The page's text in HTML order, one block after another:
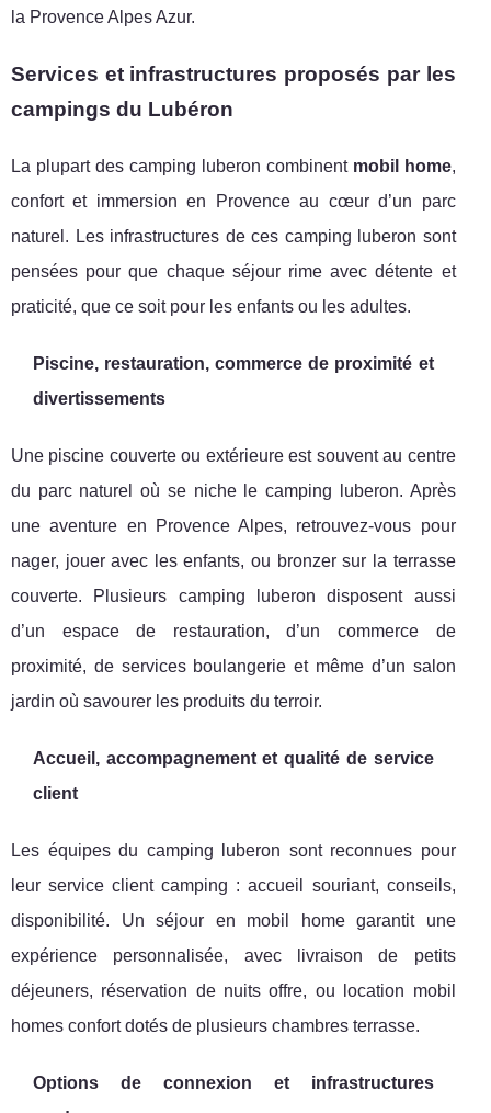
la Provence Alpes Azur.
Services et infrastructures proposés par les
campings du Lubéron
La plupart des camping luberon combinent mobil home,
confort et immersion en Provence au cœur d’un parc
naturel. Les infrastructures de ces camping luberon sont
pensées pour que chaque séjour rime avec détente et
praticité, que ce soit pour les enfants ou les adultes.
Piscine, restauration, commerce de proximité et
divertissements
Une piscine couverte ou extérieure est souvent au centre
du parc naturel où se niche le camping luberon. Après
une aventure en Provence Alpes, retrouvez-vous pour
nager, jouer avec les enfants, ou bronzer sur la terrasse
couverte. Plusieurs camping luberon disposent aussi
d’un espace de restauration, d’un commerce de
proximité, de services boulangerie et même d’un salon
jardin où savourer les produits du terroir.
Accueil, accompagnement et qualité de service
client
Les équipes du camping luberon sont reconnues pour
leur service client camping : accueil souriant, conseils,
disponibilité. Un séjour en mobil home garantit une
expérience personnalisée, avec livraison de petits
déjeuners, réservation de nuits offre, ou location mobil
homes confort dotés de plusieurs chambres terrasse.
Options de connexion et infrastructures